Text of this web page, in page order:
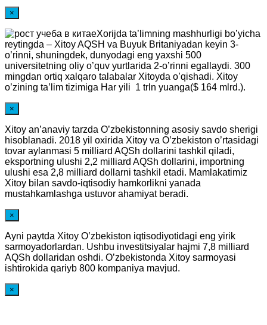
×
Xorijda ta’limning mashhurligi bo’yicha
reytingda – Xitoy AQSH va Buyuk Britaniyadan keyin 3-
o’rinni, shuningdek, dunyodagi eng yaxshi 500
universitetning oliy o’quv yurtlarida 2-o’rinni egallaydi. 300
mingdan ortiq xalqaro talabalar Xitoyda o’qishadi. Xitoy
o’zining ta’lim tizimiga Har yili 1 trln yuanga($ 164 mlrd.).
×
Xitoy an’anaviy tarzda O’zbekistonning asosiy savdo sherigi
hisoblanadi. 2018 yil oxirida Xitoy va O’zbekiston o’rtasidagi
tovar aylanmasi 5 milliard AQSh dollarini tashkil qiladi,
eksportning ulushi 2,2 milliard AQSh dollarini, importning
ulushi esa 2,8 milliard dollarni tashkil etadi. Mamlakatimiz
Xitoy bilan savdo-iqtisodiy hamkorlikni yanada
mustahkamlashga ustuvor ahamiyat beradi.
×
Ayni paytda Xitoy O’zbekiston iqtisodiyotidagi eng yirik
sarmoyadorlardan. Ushbu investitsiyalar hajmi 7,8 milliard
AQSh dollaridan oshdi. O’zbekistonda Xitoy sarmoyasi
ishtirokida qariyb 800 kompaniya mavjud.
×